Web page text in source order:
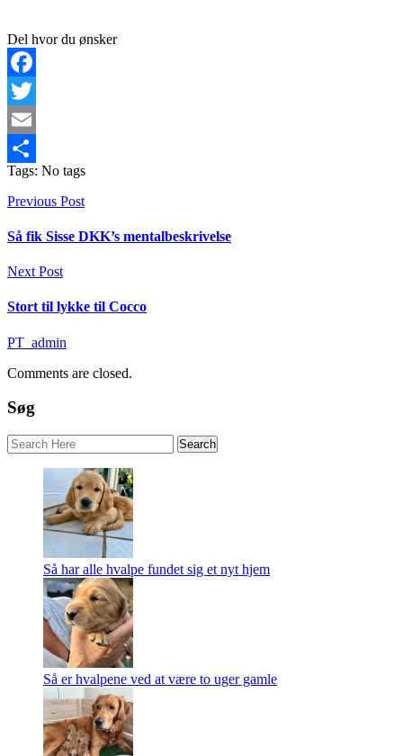
Del hvor du ønsker
Facebook
Twitter
Email
Share
Tags: No tags
Previous Post
Så fik Sisse DKK’s mentalbeskrivelse
Next Post
Stort til lykke til Cocco
PT_admin
Comments are closed.
Søg
Så har alle hvalpe fundet sig et nyt hjem
Så er hvalpene ved at være to uger gamle